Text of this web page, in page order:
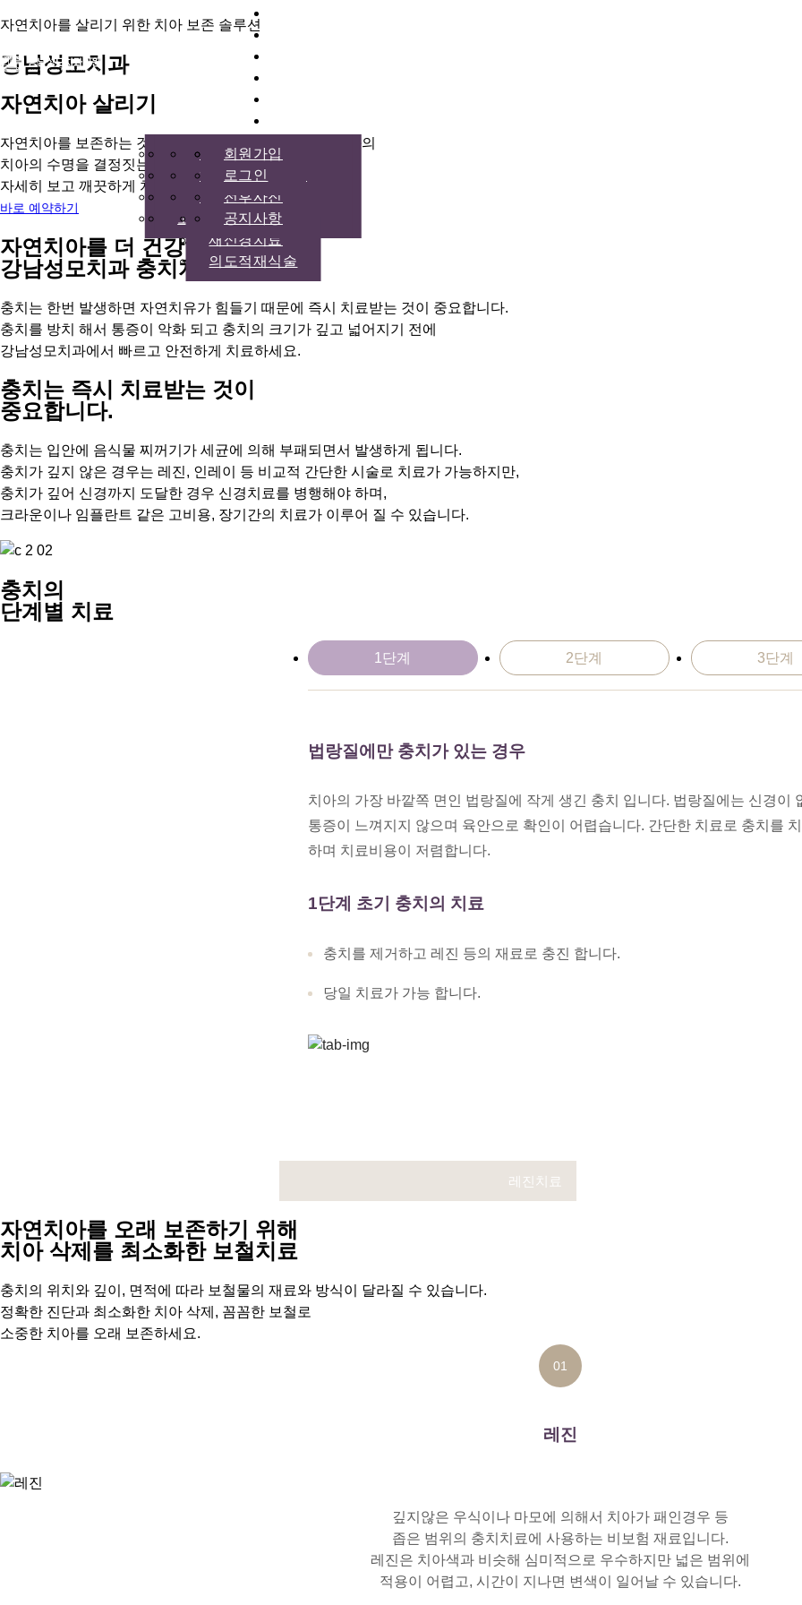
병원소개
경영비전,대표원장 인사말
의료진 및 오시는길
미디어(방송/유튜브/기사)
강남성모치과 임플란트
의식하진정 임플란트
디지털 임플란트
고정형 임플란트 틀니
치주치료
충치치료
신경치료
치근단절제술
재신경치료
의도적재식술
라미네이트
치아미백
턱 관절 클리닉
히알루론산 필러
보톡스
상담예약
치료사례
전후사진
공지사항
회원가입
로그인
자연치아를 살리기 위한 치아 보존 솔루션
강남성모치과
자연치아 살리기
자연치아를 보존하는 것을 중요하게 여기는 강남성모치과의
치아의 수명을 결정짓는 마지막 치료,
자세히 보고 깨끗하게 치료합니다.
바로 예약하기
자연치아를 더 건강하고 안전하게
강남성모치과 충치치료
충치는 한번 발생하면 자연치유가 힘들기 때문에 즉시 치료받는 것이 중요합니다.
충치를 방치 해서 통증이 악화 되고 충치의 크기가 깊고 넓어지기 전에
강남성모치과에서 빠르고 안전하게 치료하세요.
충치는 즉시 치료받는 것이
중요합니다.
충치는 입안에 음식물 찌꺼기가 세균에 의해 부패되면서 발생하게 됩니다.
충치가 깊지 않은 경우는 레진, 인레이 등 비교적 간단한 시술로 치료가 가능하지만,
충치가 깊어 신경까지 도달한 경우 신경치료를 병행해야 하며,
크라운이나 임플란트 같은 고비용, 장기간의 치료가 이루어 질 수 있습니다.
충치의
단계별 치료
1단계 2단계 3단계
법랑질에만 충치가 있는 경우
치아의 가장 바깥쪽 면인 법랑질에 작게 생긴 충치 입니다. 법랑질에는 신경이
통증이 느껴지지 않으며 육안으로 확인이 어렵습니다. 간단한 치료로 충치를
하며 치료비용이 저렴합니다.
1단계 초기 충치의 치료
충치를 제거하고 레진 등의 재료로 충진 합니다.
당일 치료가 가능 합니다.
자연치아를 오래 보존하기 위해
치아 삭제를 최소화한 보철치료
충치의 위치와 깊이, 면적에 따라 보철물의 재료와 방식이 달라질 수 있습니다.
정확한 진단과 최소화한 치아 삭제, 꼼꼼한 보철로
소중한 치아를 오래 보존하세요.
01
레진
깊지않은 우식이나 마모에 의해서 치아가 패인경우 등
좁은 범위의 충치치료에 사용하는 비보험 재료입니다.
레진은 치아색과 비슷해 심미적으로 우수하지만 넓은 범위에
적용이 어렵고, 시간이 지나면 변색이 일어날 수 있습니다.